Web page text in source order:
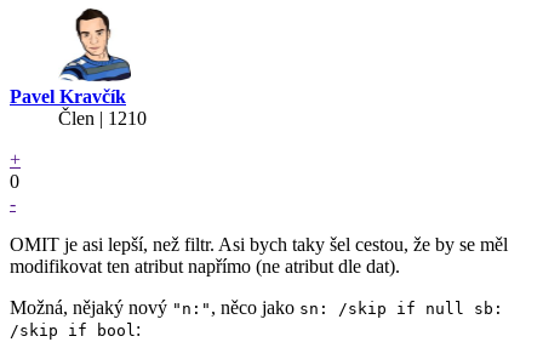
Pavel Kravčík
Člen | 1210
+
0
-
OMIT je asi lepší, než filtr. Asi bych taky šel cestou, že by se měl
modifikovat ten atribut napřímo (ne atribut dle dat).
Možná, nějaký nový "n:" , něco jako sn: /skip if null sb:
/skip if bool: